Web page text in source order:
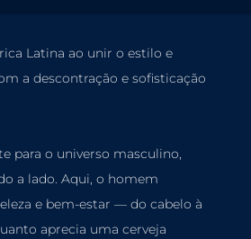
Latina ao unir o estilo e
a descontração e sofisticação
para o universo masculino,
a lado. Aqui, o homem
e bem-estar — do cabelo à
aprecia uma cerveja